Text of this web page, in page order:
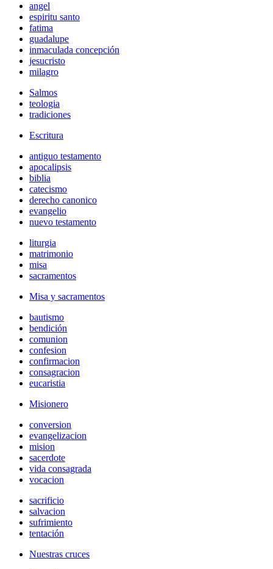
angel
espiritu santo
fatima
guadalupe
inmaculada concepción
jesucristo
milagro
Salmos
teologia
tradiciones
Escritura
antiguo testamento
apocalipsis
biblia
catecismo
derecho canonico
evangelio
nuevo testamento
liturgia
matrimonio
misa
sacramentos
Misa y sacramentos
bautismo
bendición
comunion
confesion
confirmacion
consagracion
eucaristia
Misionero
conversion
evangelizacion
mision
sacerdote
vida consagrada
vocacion
sacrificio
salvacion
sufrimiento
tentación
Nuestras cruces